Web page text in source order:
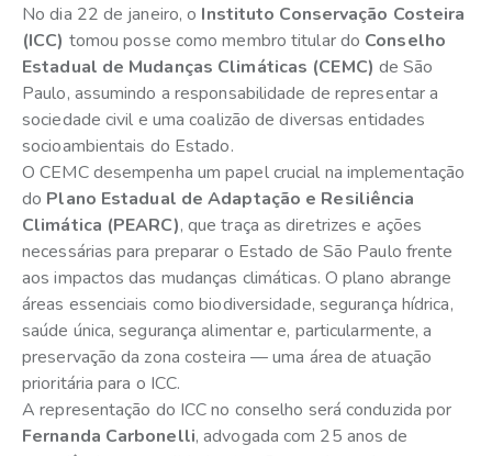
No dia 22 de janeiro, o Instituto Conservação Costeira
(ICC) tomou posse como membro titular do Conselho
Estadual de Mudanças Climáticas (CEMC) de São
Paulo, assumindo a responsabilidade de representar a
sociedade civil e uma coalizão de diversas entidades
socioambientais do Estado.
O CEMC desempenha um papel crucial na implementação
do Plano Estadual de Adaptação e Resiliência
Climática (PEARC), que traça as diretrizes e ações
necessárias para preparar o Estado de São Paulo frente
aos impactos das mudanças climáticas. O plano abrange
áreas essenciais como biodiversidade, segurança hídrica,
saúde única, segurança alimentar e, particularmente, a
preservação da zona costeira — uma área de atuação
prioritária para o ICC.
A representação do ICC no conselho será conduzida por
Fernanda Carbonelli, advogada com 25 anos de